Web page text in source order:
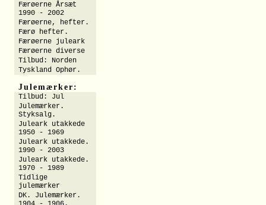
Færøerne Årsæt
1990 - 2002
Færøerne, hefter.
Færø hefter.
Færøerne juleark
Færøerne diverse
Tilbud: Norden
Tyskland Ophør.
Julemærker:
Tilbud: Jul
Julemærker.
Styksalg.
Juleark utakkede
1950 - 1969
Juleark utakkede.
1990 - 2003
Juleark utakkede.
1970 - 1989
Tidlige
julemærker
DK. Julemærker.